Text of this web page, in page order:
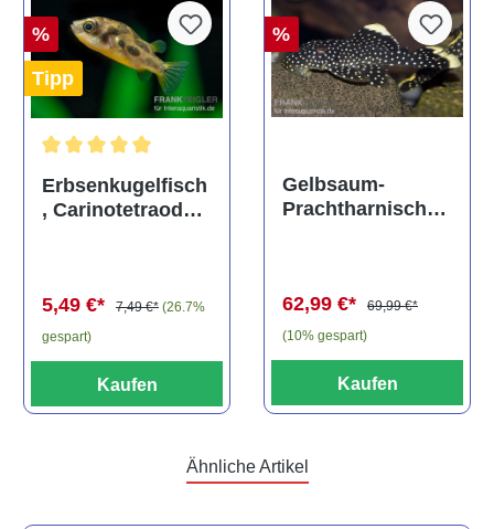
%
Tipp
Durchschnittliche Bewertung von 5 von 5 Sternen
Erbsenkugelfisch
, Carinotetraodon
5,49 €* 7,49 €* (26.7%
gespart)
Kaufen
%
Gelbsaum-
Prachtharnischw
62,99 €*
69,99 €*
(10% gespart)
Kaufen
Ähnliche Artikel